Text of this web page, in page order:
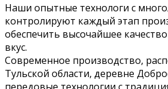
Наши опытные технологи с
контролируют каждый этап
обеспечить высочайшее
вкус.
Современное производство,
Тульской области, деревне